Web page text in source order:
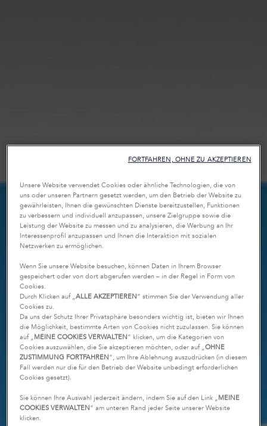
Unsere Website verwendet Cookies oder ähnliche Technologien, die von
uns oder unseren Partnern gesetzt werden, um den Betrieb der Website zu
gewährleisten, Ihnen die gewünschten Dienste bereitzustellen, Funktionen
zu verbessern und individuell anzupassen, unsere Zielgruppe sowie die
Leistung der Website zu messen und zu analysieren, die Werbung an Ihr
Interessenprofil anzupassen und Ihnen die Interaktion mit sozialen
Netzwerken zu ermöglichen.
Wenn Sie unsere Website besuchen, können Daten in Ihrem Browser
gespeichert oder von dort abgerufen werden – in der Regel in Form von
Cookies.
Durch Klicken auf „ALLE AKZEPTIEREN“ stimmen Sie der Verwendung aller
Cookies zu.
Da uns der Schutz Ihrer Privatsphäre besonders wichtig ist, bieten wir Ihnen
die Möglichkeit, bestimmte Arten von Cookies nicht zuzulassen. Sie können
auf „MEINE COOKIES VERWALTEN“ klicken, um die Kategorien von
Cookies auszuwählen, die Sie akzeptieren möchten, oder auf „OHNE
ZUSTIMMUNG FORTFAHREN“, um Ihre Ablehnung auszudrücken (in diesem
Fall werden nur die für den Betrieb der Website unbedingt erforderlichen
Cookies gesetzt).
Sie können Ihre Auswahl jederzeit ändern, indem Sie auf den Link „MEINE
COOKIES VERWALTEN“ am unteren Rand jeder Seite unserer Website
klicken.
FORTFAHREN, OHNE ZU AKZEPTIEREN